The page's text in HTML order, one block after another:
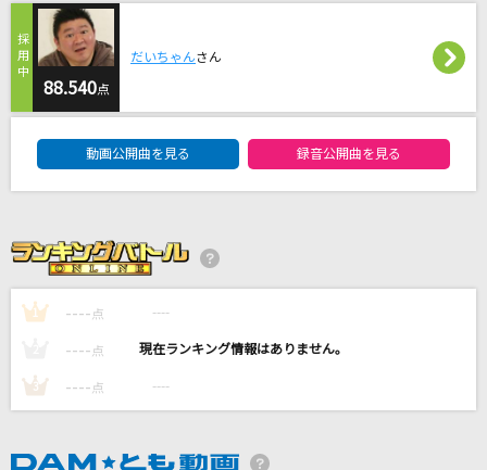
松平健(KEN MATSUDAIRA)
[生音]魔法が解けたら
It's just love
Misia
うっせぇわ
世界でいちばんアイドル
超ときめき宣伝部(ときめき宣伝部)
好きすぎて滅！
88.540点
だいちゃんさん
動画公開曲を見る 録音公開曲を見る
1 ---- 点 ----
---- 点 ----
3 ---- 点 ----